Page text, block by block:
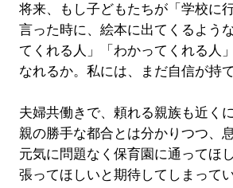
将来、もし子どもたちが「学校に
言った時に、絵本に出てくるよう
てくれる人」「わかってくれる人
なれるか。私には、まだ自信が持て
夫婦共働きで、頼れる親族も近く
親の勝手な都合とは分かりつつ、
元気に問題なく保育園に通ってほ
張ってほしいと期待してしまってい